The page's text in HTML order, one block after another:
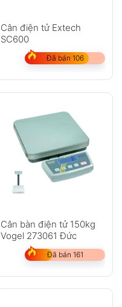
Cân điện tử Extech
SC600
Đã bán 106
Cân bàn điện tử 150kg
Vogel 273061 Đức
Đã bán 161